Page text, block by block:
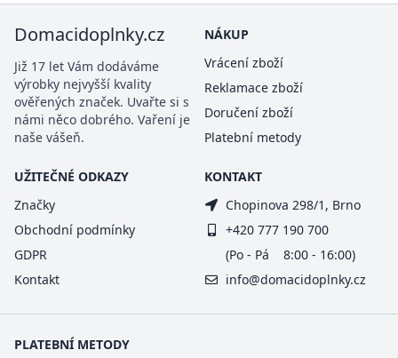
Domacidoplnky.cz
Již 17 let Vám dodáváme
výrobky nejvyšší kvality
ověřených značek. Uvařte si s
námi něco dobrého. Vaření je
naše vášeň.
NÁKUP
Vrácení zboží
Reklamace zboží
Doručení zboží
Platební metody
UŽITEČNÉ ODKAZY
Značky
Obchodní podmínky
GDPR
Kontakt
KONTAKT
Chopinova 298/1, Brno
+420 777 190 700
(Po - Pá 8:00 - 16:00)
info@domacidoplnky.cz
PLATEBNÍ METODY